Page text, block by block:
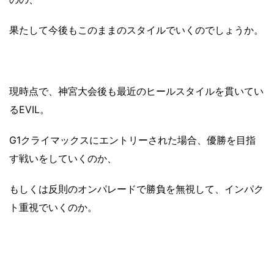
果たして今後もこのままのスタイルでいくのでしょうか。
現時点で、神宮大会後も最近のヒールスタイルを貫いてい
るEVIL。
G1クライマックスにエントリーされた場合、優勝を目指
す戦いをしていくのか、
もしくは反則のオンパレードで勝負を無視して、インパク
ト重視でいくのか。